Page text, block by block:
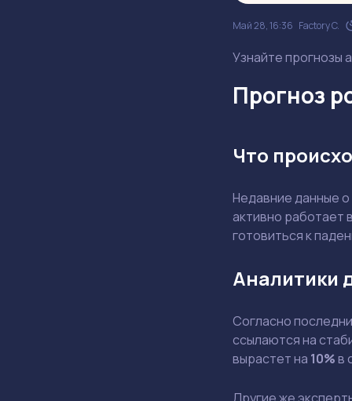
Май 28, 16:36 Factory C.
Узнайте прогнозы
Прогноз
Что
Недавние данные
активно работает
готовиться к
Аналитики
Согласно
ссылаются на
вырастет на 10%в